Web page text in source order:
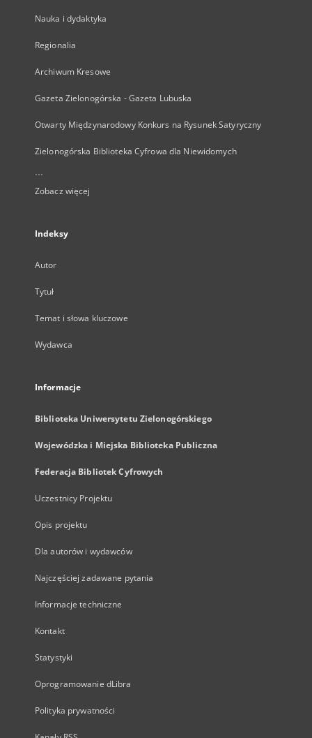
Nauka i dydaktyka
Regionalia
Archiwum Kresowe
Gazeta Zielonogórska - Gazeta Lubuska
Otwarty Międzynarodowy Konkurs na Rysunek Satyryczny
Zielonogórska Biblioteka Cyfrowa dla Niewidomych
...
Zobacz więcej
Indeksy
Autor
Tytuł
Temat i słowa kluczowe
Wydawca
Informacje
Biblioteka Uniwersytetu Zielonogórskiego
Wojewódzka i Miejska Biblioteka Publiczna
Federacja Bibliotek Cyfrowych
Uczestnicy Projektu
Opis projektu
Dla autorów i wydawców
Najczęściej zadawane pytania
Informacje techniczne
Kontakt
Statystyki
Oprogramowanie dLibra
Polityka prywatności